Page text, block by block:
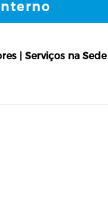
| Serviços na Sede